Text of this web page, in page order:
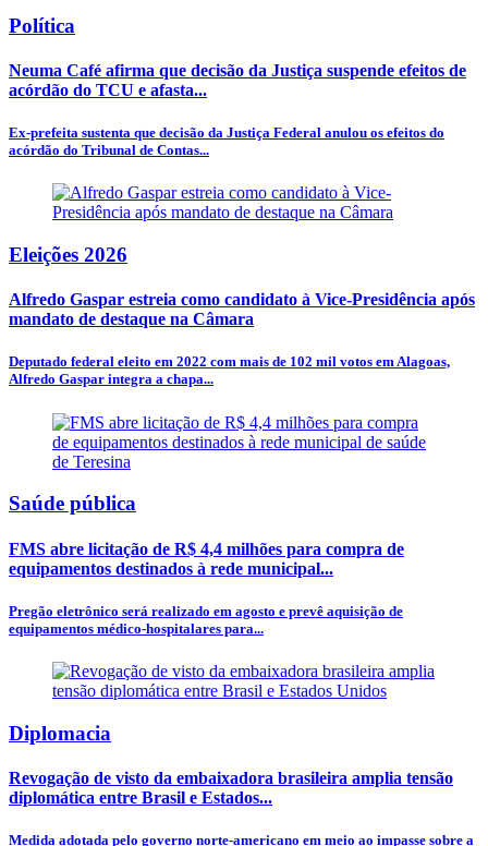
Política
Neuma Café afirma que decisão da Justiça suspende efeitos de
acórdão do TCU e afasta...
Ex-prefeita sustenta que decisão da Justiça Federal anulou os efeitos do
acórdão do Tribunal de Contas...
Eleições 2026
Alfredo Gaspar estreia como candidato à Vice-Presidência após
mandato de destaque na Câmara
Deputado federal eleito em 2022 com mais de 102 mil votos em Alagoas,
Alfredo Gaspar integra a chapa...
Saúde pública
FMS abre licitação de R$ 4,4 milhões para compra de
equipamentos destinados à rede municipal...
Pregão eletrônico será realizado em agosto e prevê aquisição de
equipamentos médico-hospitalares para...
Diplomacia
Revogação de visto da embaixadora brasileira amplia tensão
diplomática entre Brasil e Estados...
Medida adotada pelo governo norte-americano em meio ao impasse sobre a